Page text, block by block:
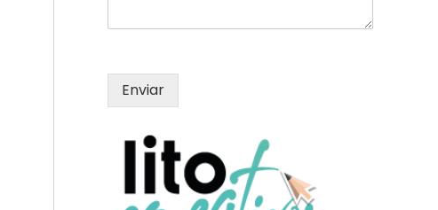
Enviar